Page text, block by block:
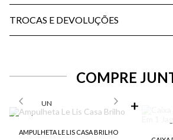
TROCAS E DEVOLUÇÕES
COMPRE
UN
AMPULHETA LE LIS CASA BRILHO